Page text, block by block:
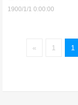
1900/1/1 0:00:00
« 1 1